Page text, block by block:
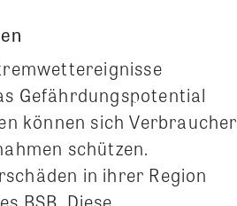
Gefährdungspotential
können sich Verbraucher
schützen.
in ihrer Region